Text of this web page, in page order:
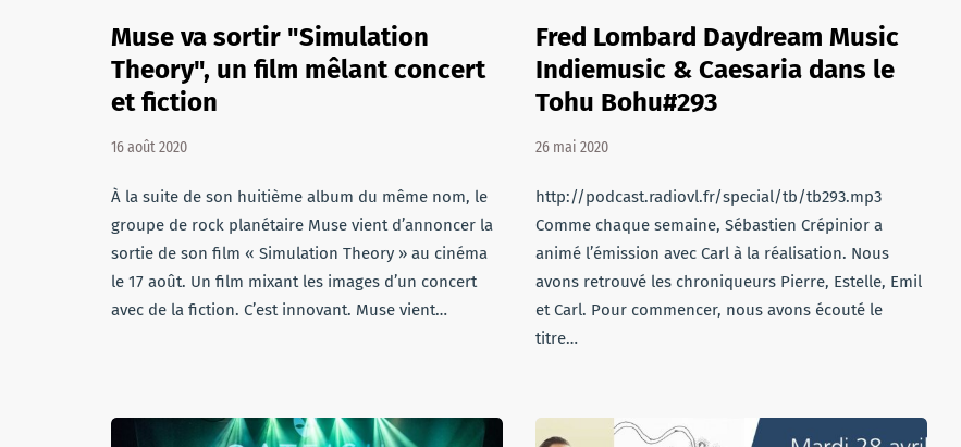
Muse va sortir "Simulation
Theory", un film mêlant concert
et fiction
16 août 2020
À la suite de son huitième album du même nom, le
groupe de rock planétaire Muse vient d’annoncer la
sortie de son film « Simulation Theory » au cinéma
le 17 août. Un film mixant les images d’un concert
avec de la fiction. C’est innovant. Muse vient…
Fred Lombard Daydream Music
Indiemusic & Caesaria dans le
Tohu Bohu#293
26 mai 2020
http://podcast.radiovl.fr/special/tb/tb293.mp3
Comme chaque semaine, Sébastien Crépinior a
animé l’émission avec Carl à la réalisation. Nous
avons retrouvé les chroniqueurs Pierre, Estelle, Emil
et Carl. Pour commencer, nous avons écouté le
titre…